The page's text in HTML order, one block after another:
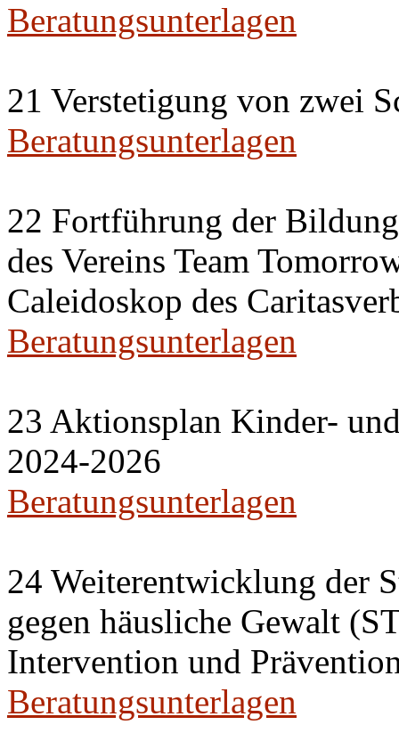
Beratungsunterlagen
21 Verstetigung von zwei
Beratungsunterlagen
22 Fortführung der
des Vereins Team
Caleidoskop des
Beratungsunterlagen
23 Aktionsplan Kinder-
2024-2026
Beratungsunterlagen
24 Weiterentwicklung der
gegen häusliche Gewalt
Intervention und
Beratungsunterlagen